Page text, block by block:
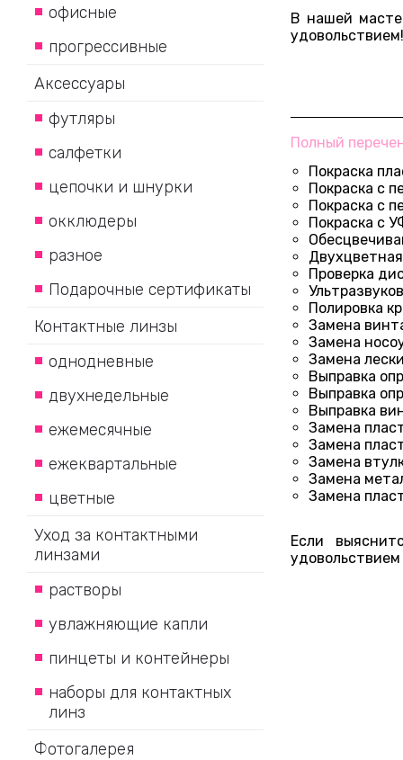
В нашей
удовольствием!
Полный
Покраска
Покраска с
Покраска с
Покраска с
Проверка
Полировка
Замена
Замена
Замена
Выправка
Выправка
Выправка
Замена
Замена
Замена
Замена
Замена
Если
офисные
прогрессивные
Аксессуары
футляры
салфетки
цепочки и шнурки
окклюдеры
разное
Подарочные сертификаты
Контактные линзы
однодневные
двухнедельные
ежемесячные
ежеквартальные
цветные
Уход за контактными
линзами
растворы
увлажняющие капли
пинцеты и контейнеры
наборы для контактных
линз
Фотогалерея